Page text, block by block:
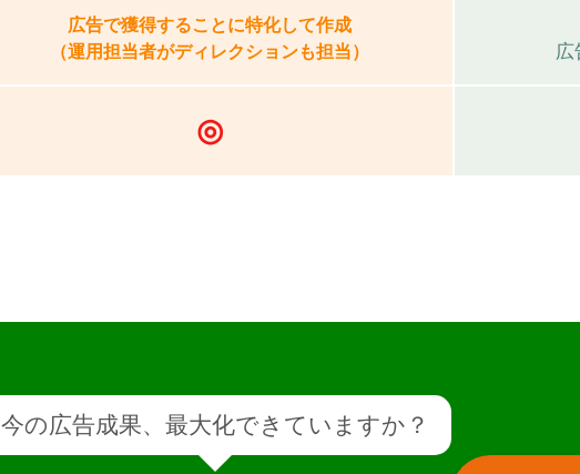
広告で獲得することに特化して作成
（運用担当者がディレクションも担当）
◎
今の広告成果、最大化できていますか？